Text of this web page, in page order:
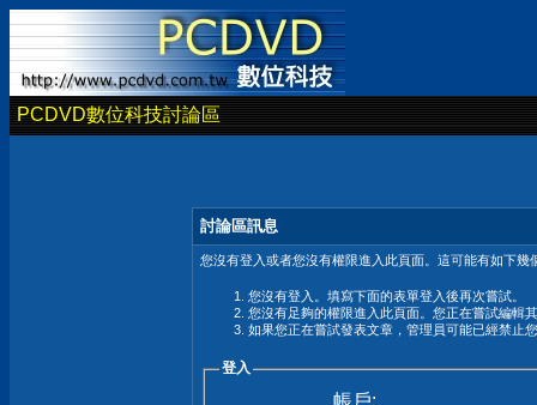
PCDVD數位科技討論區
討論區訊息
您沒有登入或者您沒有權限進入此頁面。這可能有如下幾
您沒有登入。填寫下面的表單登入後再次嘗試。
您沒有足夠的權限進入此頁面。您正在嘗試編輯
如果您正在嘗試發表文章，管理員可能已經禁止
登入
帳戶: